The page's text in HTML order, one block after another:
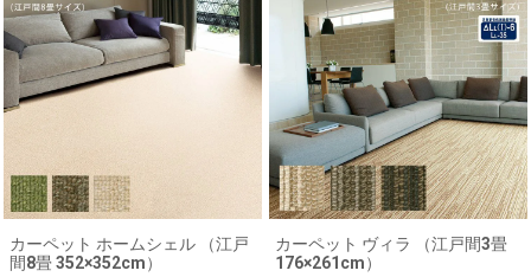
カーペット ホームシェル （江戸
間8畳 352×352cm）
カーペット ヴィラ （江戸間3畳
176×261cm）